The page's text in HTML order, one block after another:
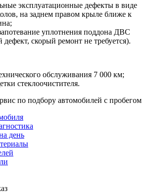
эксплуатационные дефекты в виде
на заднем правом крыле ближе к
уплотнения поддона ДВС
дефект, скорый ремонт не требуется).
обслуживания 7 000 км;
стеклоочистителя.
по подбору автомобилей с пробегом
день